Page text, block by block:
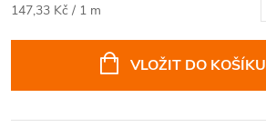
Měrná
147,33 Kč / 1 m
VLOŽIT DO KOŠÍKU